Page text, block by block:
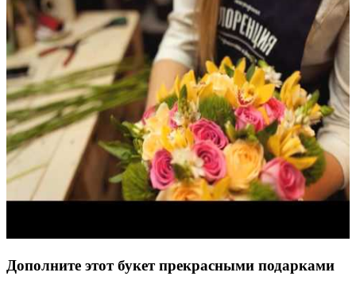
Дополните этот букет прекрасными подарками